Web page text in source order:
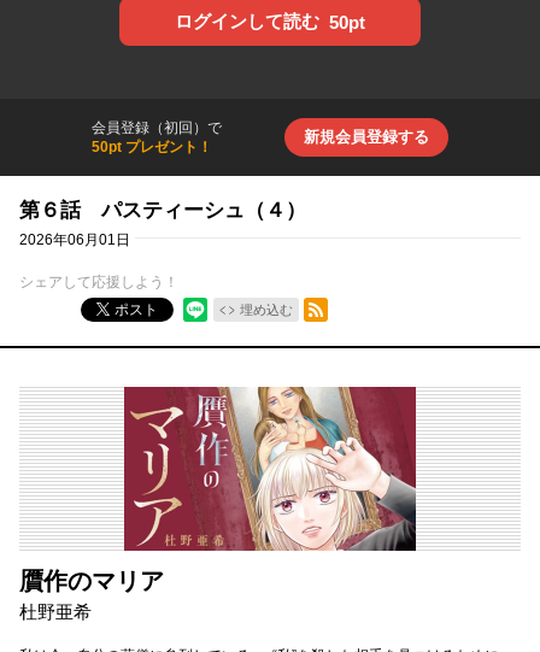
ログインして読む 50pt
会員登録（初回）で
50pt プレゼント！
新規会員登録する
第６話 パスティーシュ（４）
2026年06月01日
シェアして応援しよう！
ポスト
埋め込む
RSSフィード
贋作のマリア
杜野亜希